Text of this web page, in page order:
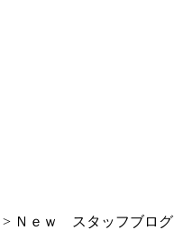
> Ｎｅｗ スタッフブログ